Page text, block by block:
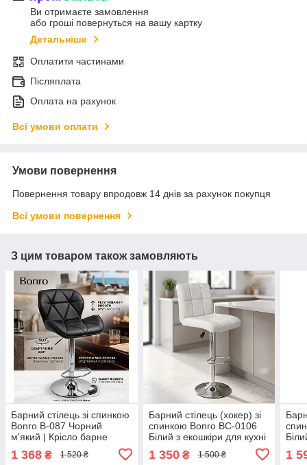
Ви отримаєте замовлення
або гроші повернуться на вашу картку
Детальніше
Оплатити частинами
Післяплата
Оплата на рахунок
Всі умови оплати
Умови повернення
Повернення товару впродовж 14 днів за рахунок покупця
Всі умови повернення
З цим товаром також замовляють
Барний стілець зі спинкою
Bonro B-087 Чорний
м'який | Крісло барне
високе для кухні кафе та
бару
1 368 ₴ 1 520 ₴
Барний стілець (хокер) зі
спинкою Bonro BC-0106
Білий з екошкіри для кухні
1 350₴ 1 500 ₴ 1